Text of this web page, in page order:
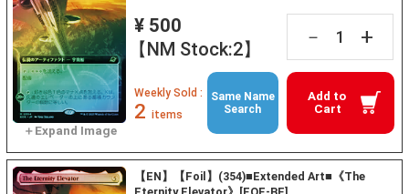
¥ 500
【NM Stock:2】
－ +
Add to
Cart
Weekly Sold :
2 items
Same Name
Search
【EN】【Foil】(354)■Extended Art■《The